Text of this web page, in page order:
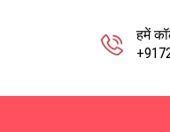
हमें